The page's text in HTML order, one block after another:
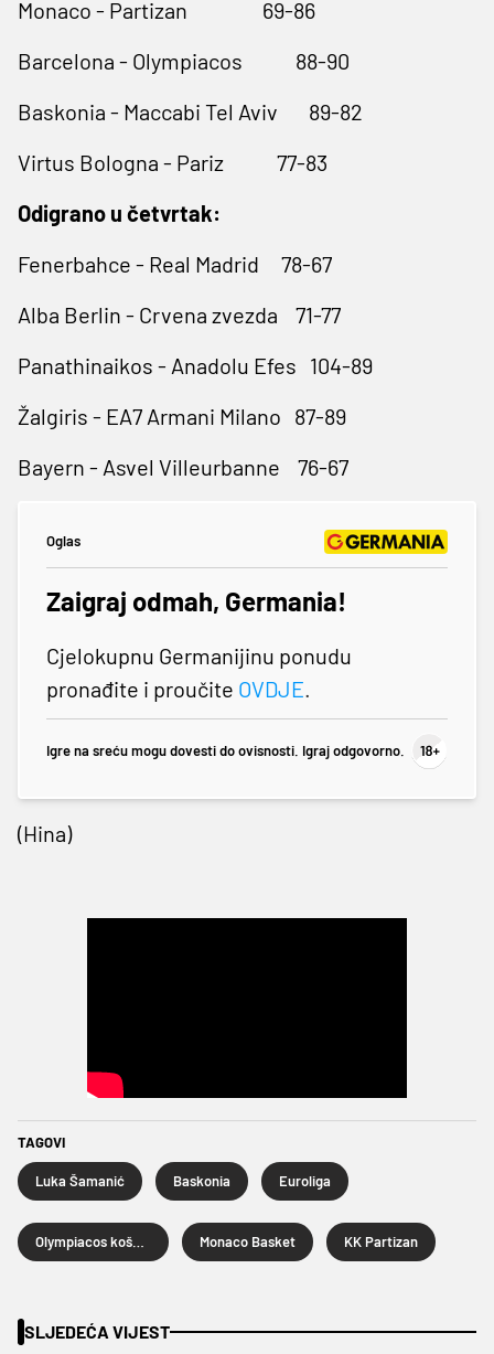
Monaco - Partizan 69-86
Barcelona - Olympiacos 88-90
Baskonia - Maccabi Tel Aviv 89-82
Virtus Bologna - Pariz 77-83
Odigrano u četvrtak:
Fenerbahce - Real Madrid 78-67
Alba Berlin - Crvena zvezda 71-77
Panathinaikos - Anadolu Efes 104-89
Žalgiris - EA7 Armani Milano 87-89
Bayern - Asvel Villeurbanne 76-67
Oglas
Zaigraj odmah, Germania!
Cjelokupnu Germanijinu ponudu
pronađite i proučite OVDJE.
Igre na sreću mogu dovesti do ovisnosti. Igraj odgovorno.
(Hina)
TAGOVI
Luka Šamanić Baskonia Euroliga
Monaco Basket KK Partizan
SLJEDEĆA VIJEST